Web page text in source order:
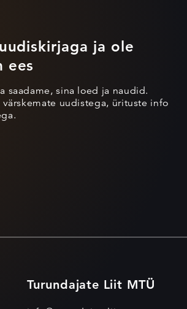
ja ole
ees
saadame, sina loed ja naudid.
uudistega, ürituste info
Turundajate Liit MTÜ